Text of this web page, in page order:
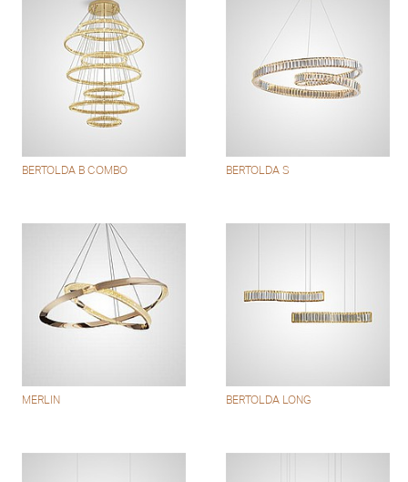
BERTOLDA B COMBO BERTOLDA S
MERLIN BERTOLDA LONG